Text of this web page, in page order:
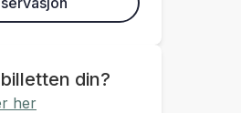
din?
her